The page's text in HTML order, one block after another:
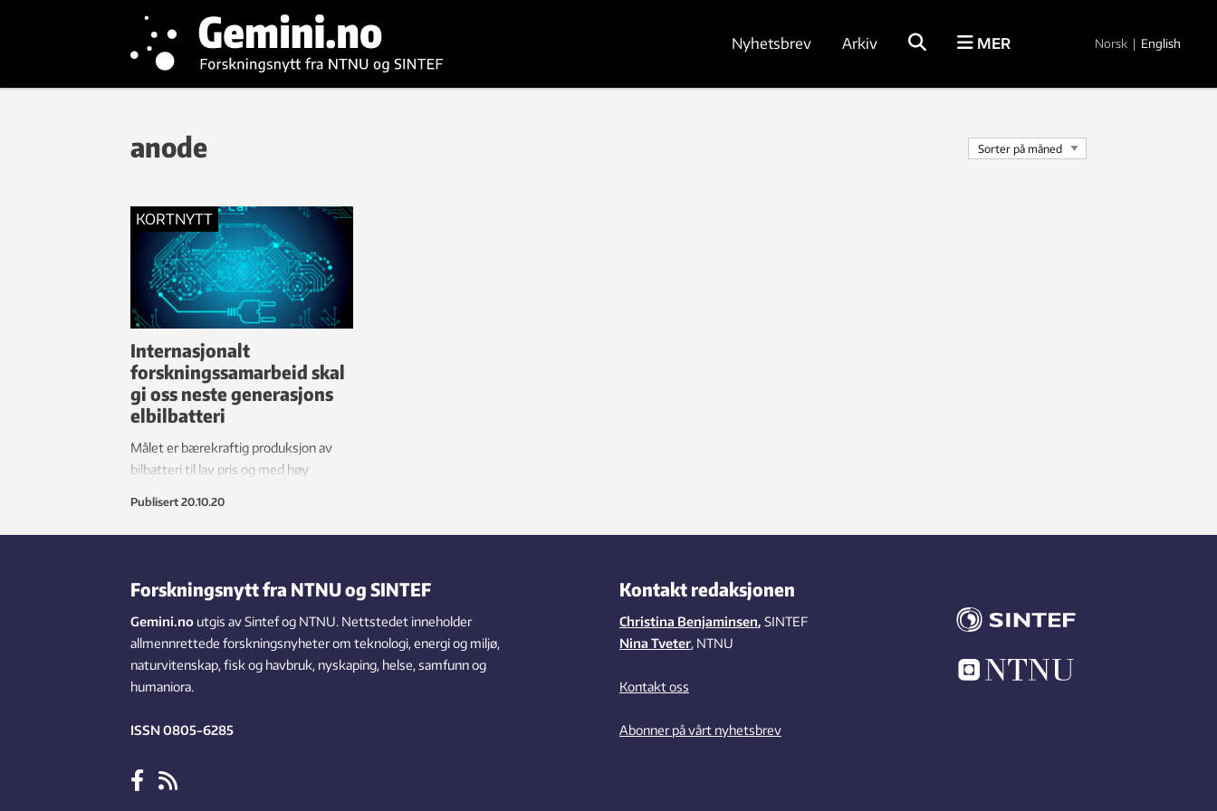
Nyhetsbrev Arkiv MER Norsk | English
anode
KORTNYTT
Internasjonalt
forskningssamarbeid skal
gi oss neste generasjons
elbilbatteri
Målet er bærekraftig produksjon av
bilbatteri til lav pris og med høy
ledes av norske forskere, redusere
batterier med 85 prosent.
Publisert 20.10.20
Forskningsnytt fra NTNU og SINTEF
Gemini.no utgis av Sintef og NTNU. Nettstedet inneholder
allmennrettede forskningsnyheter om teknologi, energi og miljø,
naturvitenskap, fisk og havbruk, nyskaping, helse, samfunn og
humaniora.
ISSN 0805-6285
Kontakt redaksjonen
Christina Benjaminsen, SINTEF
Nina Tveter, NTNU
Kontakt oss
Abonner på vårt nyhetsbrev